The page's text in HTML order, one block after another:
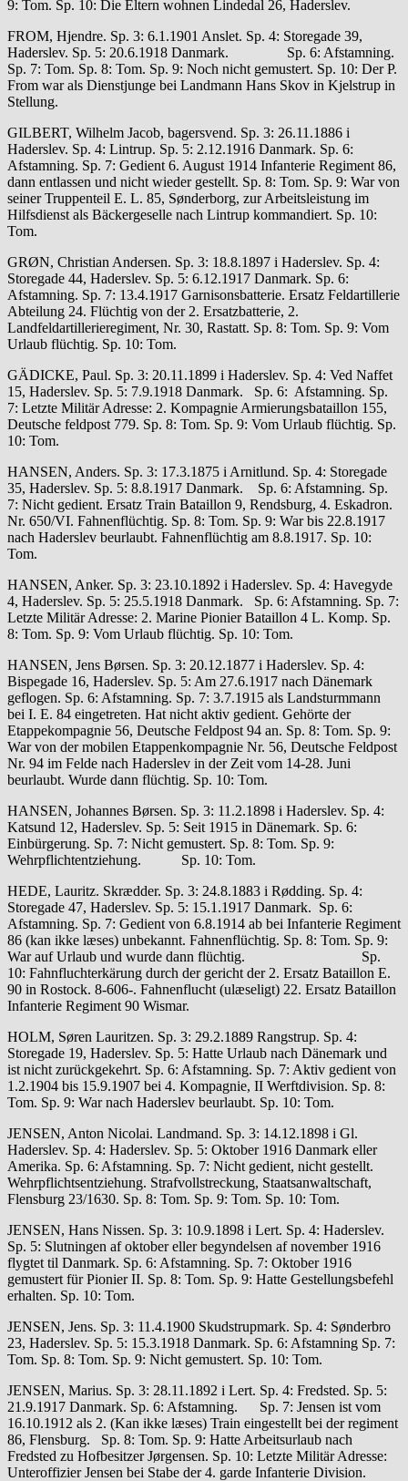
9: Tom. Sp. 10: Die Eltern wohnen Lindedal 26, Haderslev.
FROM, Hjendre. Sp. 3: 6.1.1901 Anslet. Sp. 4: Storegade 39,
Haderslev. Sp. 5: 20.6.1918 Danmark. Sp. 6: Afstamning.
Sp. 7: Tom. Sp. 8: Tom. Sp. 9: Noch nicht gemustert. Sp. 10: Der P.
From war als Dienstjunge bei Landmann Hans Skov in Kjelstrup in
Stellung.
GILBERT, Wilhelm Jacob, bagersvend. Sp. 3: 26.11.1886 i
Haderslev. Sp. 4: Lintrup. Sp. 5: 2.12.1916 Danmark. Sp. 6:
Afstamning. Sp. 7: Gedient 6. August 1914 Infanterie Regiment 86,
dann entlassen und nicht wieder gestellt. Sp. 8: Tom. Sp. 9: War von
seiner Truppenteil E. L. 85, Sønderborg, zur Arbeitsleistung im
Hilfsdienst als Bäckergeselle nach Lintrup kommandiert. Sp. 10:
Tom.
GRØN, Christian Andersen. Sp. 3: 18.8.1897 i Haderslev. Sp. 4:
Storegade 44, Haderslev. Sp. 5: 6.12.1917 Danmark. Sp. 6:
Afstamning. Sp. 7: 13.4.1917 Garnisonsbatterie. Ersatz Feldartillerie
Abteilung 24. Flüchtig von der 2. Ersatzbatterie, 2.
Landfeldartillerieregiment, Nr. 30, Rastatt. Sp. 8: Tom. Sp. 9: Vom
Urlaub flüchtig. Sp. 10: Tom.
GÄDICKE, Paul. Sp. 3: 20.11.1899 i Haderslev. Sp. 4: Ved Naffet
15, Haderslev. Sp. 5: 7.9.1918 Danmark. Sp. 6: Afstamning. Sp.
7: Letzte Militär Adresse: 2. Kompagnie Armierungsbataillon 155,
Deutsche feldpost 779. Sp. 8: Tom. Sp. 9: Vom Urlaub flüchtig. Sp.
10: Tom.
HANSEN, Anders. Sp. 3: 17.3.1875 i Arnitlund. Sp. 4: Storegade
35, Haderslev. Sp. 5: 8.8.1917 Danmark. Sp. 6: Afstamning. Sp.
7: Nicht gedient. Ersatz Train Bataillon 9, Rendsburg, 4. Eskadron.
Nr. 650/VI. Fahnenflüchtig. Sp. 8: Tom. Sp. 9: War bis 22.8.1917
nach Haderslev beurlaubt. Fahnenflüchtig am 8.8.1917. Sp. 10:
Tom.
HANSEN, Anker. Sp. 3: 23.10.1892 i Haderslev. Sp. 4: Havegyde
4, Haderslev. Sp. 5: 25.5.1918 Danmark. Sp. 6: Afstamning. Sp. 7:
Letzte Militär Adresse: 2. Marine Pionier Bataillon 4 L. Komp. Sp.
8: Tom. Sp. 9: Vom Urlaub flüchtig. Sp. 10: Tom.
HANSEN, Jens Børsen. Sp. 3: 20.12.1877 i Haderslev. Sp. 4:
Bispegade 16, Haderslev. Sp. 5: Am 27.6.1917 nach Dänemark
geflogen. Sp. 6: Afstamning. Sp. 7: 3.7.1915 als Landsturmmann
bei I. E. 84 eingetreten. Hat nicht aktiv gedient. Gehörte der
Etappekompagnie 56, Deutsche Feldpost 94 an. Sp. 8: Tom. Sp. 9:
War von der mobilen Etappenkompagnie Nr. 56, Deutsche Feldpost
Nr. 94 im Felde nach Haderslev in der Zeit vom 14-28. Juni
beurlaubt. Wurde dann flüchtig. Sp. 10: Tom.
HANSEN, Johannes Børsen. Sp. 3: 11.2.1898 i Haderslev. Sp. 4:
Katsund 12, Haderslev. Sp. 5: Seit 1915 in Dänemark. Sp. 6:
Einbürgerung. Sp. 7: Nicht gemustert. Sp. 8: Tom. Sp. 9:
Wehrpflichtentziehung. Sp. 10: Tom.
HEDE, Lauritz. Skrædder. Sp. 3: 24.8.1883 i Rødding. Sp. 4:
Storegade 47, Haderslev. Sp. 5: 15.1.1917 Danmark. Sp. 6:
Afstamning. Sp. 7: Gedient von 6.8.1914 ab bei Infanterie Regiment
86 (kan ikke læses) unbekannt. Fahnenflüchtig. Sp. 8: Tom. Sp. 9:
War auf Urlaub und wurde dann flüchtig. Sp.
10: Fahnfluchterkärung durch der gericht der 2. Ersatz Bataillon E.
90 in Rostock. 8-606-. Fahnenflucht (ulæseligt) 22. Ersatz Bataillon
Infanterie Regiment 90 Wismar.
HOLM, Søren Lauritzen. Sp. 3: 29.2.1889 Rangstrup. Sp. 4:
Storegade 19, Haderslev. Sp. 5: Hatte Urlaub nach Dänemark und
ist nicht zurückgekehrt. Sp. 6: Afstamning. Sp. 7: Aktiv gedient von
1.2.1904 bis 15.9.1907 bei 4. Kompagnie, II Werftdivision. Sp. 8:
Tom. Sp. 9: War nach Haderslev beurlaubt. Sp. 10: Tom.
JENSEN, Anton Nicolai. Landmand. Sp. 3: 14.12.1898 i Gl.
Haderslev. Sp. 4: Haderslev. Sp. 5: Oktober 1916 Danmark eller
Amerika. Sp. 6: Afstamning. Sp. 7: Nicht gedient, nicht gestellt.
Wehrpflichtsentziehung. Strafvollstreckung, Staatsanwaltschaft,
Flensburg 23/1630. Sp. 8: Tom. Sp. 9: Tom. Sp. 10: Tom.
JENSEN, Hans Nissen. Sp. 3: 10.9.1898 i Lert. Sp. 4: Haderslev.
Sp. 5: Slutningen af oktober eller begyndelsen af november 1916
flygtet til Danmark. Sp. 6: Afstamning. Sp. 7: Oktober 1916
gemustert für Pionier II. Sp. 8: Tom. Sp. 9: Hatte Gestellungsbefehl
erhalten. Sp. 10: Tom.
JENSEN, Jens. Sp. 3: 11.4.1900 Skudstrupmark. Sp. 4: Sønderbro
23, Haderslev. Sp. 5: 15.3.1918 Danmark. Sp. 6: Afstamning Sp. 7:
Tom. Sp. 8: Tom. Sp. 9: Nicht gemustert. Sp. 10: Tom.
JENSEN, Marius. Sp. 3: 28.11.1892 i Lert. Sp. 4: Fredsted. Sp. 5:
21.9.1917 Danmark. Sp. 6: Afstamning. Sp. 7: Jensen ist vom
16.10.1912 als 2. (Kan ikke læses) Train eingestellt bei der regiment
86, Flensburg. Sp. 8: Tom. Sp. 9: Hatte Arbeitsurlaub nach
Fredsted zu Hofbesitzer Jørgensen. Sp. 10: Letzte Militär Adresse:
Unteroffizier Jensen bei Stabe der 4. garde Infanterie Division.